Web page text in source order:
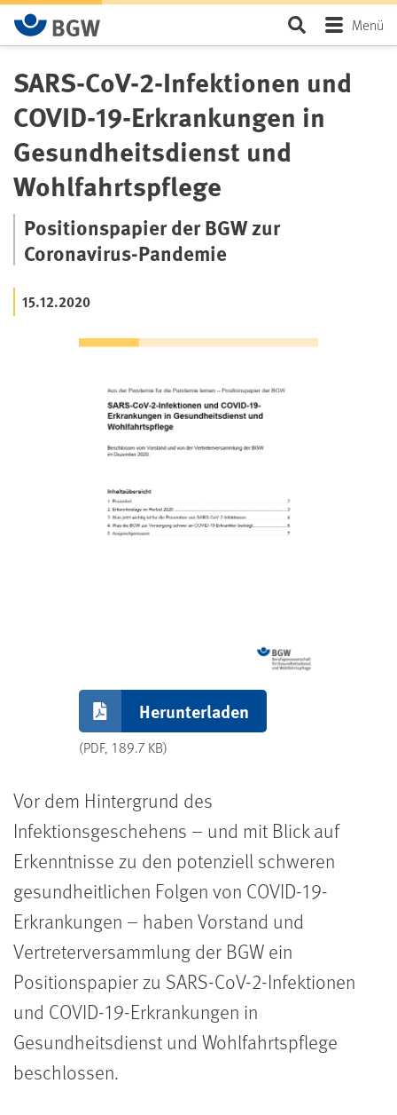
Zum Hauptinhalt springen SeiteMenü
SARS-CoV-2-Infektionen und
COVID-19-Erkrankungen in
Gesundheitsdienst und
Wohlfahrtspflege
Positionspapier der BGW zur
Coronavirus-Pandemie
15.12.2020
Herunterladen
(PDF, 189.7 KB)
Vor dem Hintergrund des
Infektionsgeschehens – und mit Blick auf
Erkenntnisse zu den potenziell schweren
gesundheitlichen Folgen von COVID-19-
Erkrankungen – haben Vorstand und
Vertreterversammlung der BGW ein
Positionspapier zu SARS-CoV-2-Infektionen
und COVID-19-Erkrankungen in
Gesundheitsdienst und Wohlfahrtspflege
beschlossen.